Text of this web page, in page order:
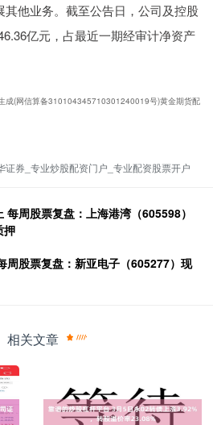
其他业务。截至公告日，公司及控股
亿元，占最近一期经审计净资产
成(网信算备310104345710301240019号)黄金期货配
券_专业炒股配资门户_专业配资股票开户
每周股票复盘：上海港湾（605598）
押
周股票复盘：新亚电子（605277）现
相关文章